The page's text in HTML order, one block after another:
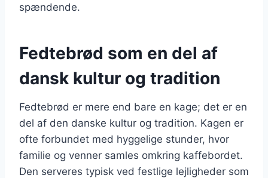
spændende.
Fedtebrød som en del af
dansk kultur og tradition
Fedtebrød er mere end bare en kage; det er en
del af den danske kultur og tradition. Kagen er
ofte forbundet med hyggelige stunder, hvor
familie og venner samles omkring kaffebordet.
Den serveres typisk ved festlige lejligheder som